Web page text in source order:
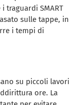
traguardi SMART
sulle tappe, in
i tempi di
su piccoli lavori
ore. La